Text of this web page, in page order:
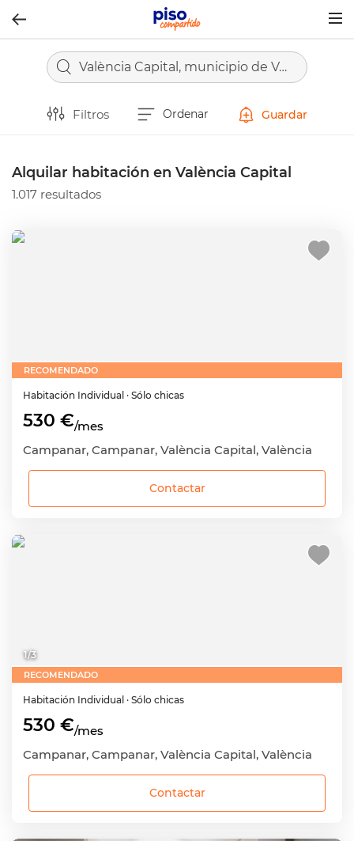
València Capital, municipio de València
Filtros Ordenar Guardar
Alquilar habitación en València Capital
1.017 resultados
RECOMENDADO
Habitación Individual · Sólo chicas
530 €/mes
Campanar, Campanar, València Capital, València
Contactar
1/3
RECOMENDADO
Habitación Individual · Sólo chicas
530 €/mes
Campanar, Campanar, València Capital, València
Contactar